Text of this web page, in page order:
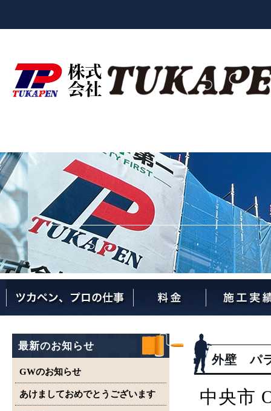
最新のお知らせ
GWのお知らせ
あけましておめでとうございます
外壁 パ
中央市